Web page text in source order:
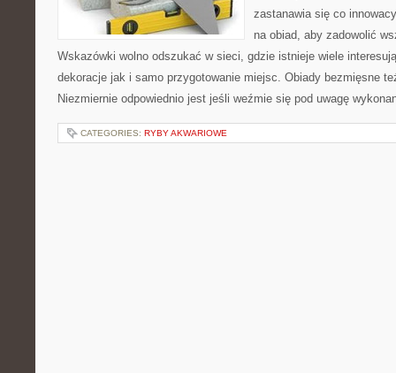
zastanawia się co
na obiad, aby zadowolić
Wskazówki wolno odszukać w sieci, gdzie istnieje wiele
dekoracje jak i samo przygotowanie miejsc. Obiady bezmięsne
Niezmiernie odpowiednio jest jeśli weźmie się pod uwagę
CATEGORIES: RYBY AKWARIOWE